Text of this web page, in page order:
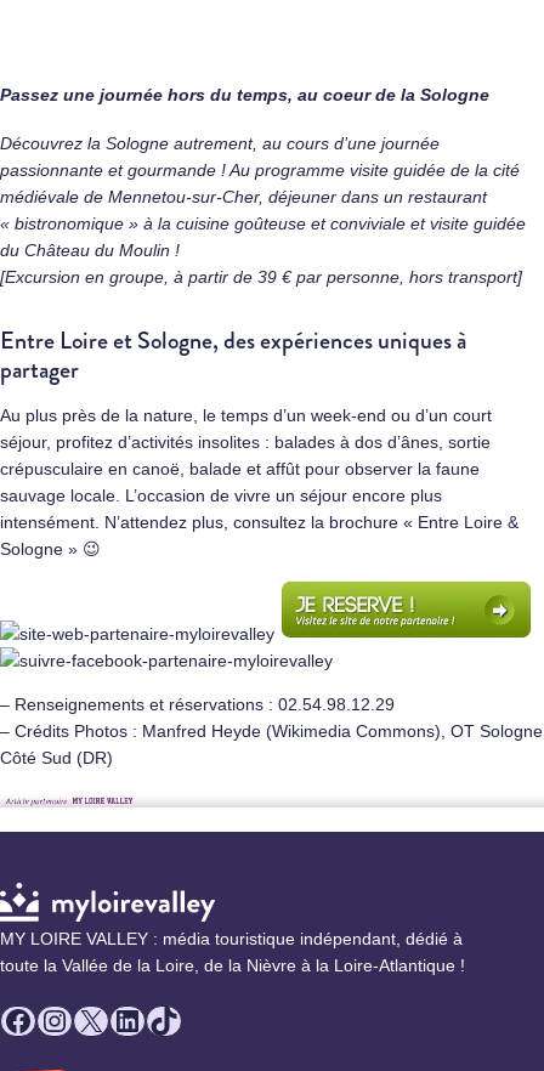
Passez une journée hors du temps, au coeur de la Sologne
Découvrez la Sologne autrement, au cours d’une journée
passionnante et gourmande ! Au programme visite guidée de la cité
médiévale de Mennetou-sur-Cher, déjeuner dans un restaurant
« bistronomique » à la cuisine goûteuse et conviviale et visite guidée
du Château du Moulin !
[Excursion en groupe, à partir de 39 € par personne, hors transport]
Entre Loire et Sologne, des expériences uniques à
partager
Au plus près de la nature, le temps d’un week-end ou d’un court
séjour, profitez d’activités insolites : balades à dos d’ânes, sortie
crépusculaire en canoë, balade et affût pour observer la faune
sauvage locale. L’occasion de vivre un séjour encore plus
intensément. N’attendez plus, consultez la brochure « Entre Loire &
Sologne » 😉
– Renseignements et réservations : 02.54.98.12.29
– Crédits Photos : Manfred Heyde (Wikimedia Commons), OT Sologne
Côté Sud (DR)
MY LOIRE VALLEY : média touristique indépendant, dédié à
toute la Vallée de la Loire, de la Nièvre à la Loire-Atlantique !
Facebook
Instagram
X LinkedIn
TikTok